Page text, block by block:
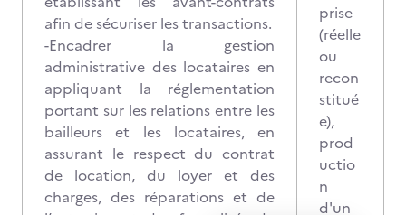
afin de sécuriser les transactions.
-Encadrer la gestion
administrative des locataires en
appliquant la réglementation
portant sur les relations entre les
bailleurs et les locataires, en
assurant le respect du contrat
de location, du loyer et des
charges, des réparations et de
prise
(réelle
ou
recon
stitué
e),
prod
uctio
n
d'un